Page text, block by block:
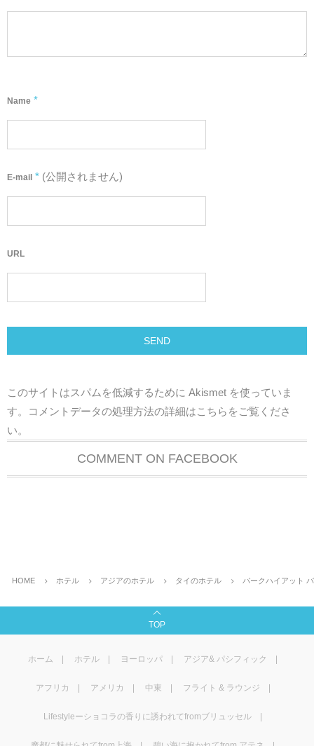
Name *
E-mail * (公開されません)
URL
このサイトはスパムを低減するために Akismet を使っていま
す。
コメントデータの処理方法の詳細はこちらをご覧くださ
い。
COMMENT ON FACEBOOK
HOME ホテル アジアのホテル タイのホテル パークハイアット
TOP
ホーム ホテル ヨーロッパ アジア& パシフィック
アフリカ アメリカ 中東 フライト & ラウンジ
Lifestyleーショコラの香りに誘われてfromブリュッセル